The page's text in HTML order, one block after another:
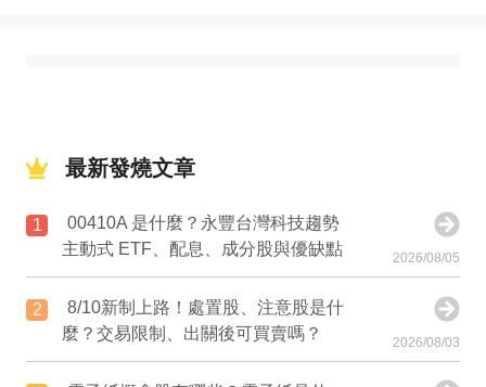
最新發燒文章
1
00410A 是什麼？永豐台灣科技趨勢
主動式 ETF、配息、成分股與優缺點
2026/08/05
2
8/10新制上路！處置股、注意股是什
麼？交易限制、出關後可買賣嗎？
2026/08/03